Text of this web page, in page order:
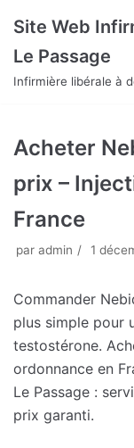
Aller
contenu
Site Web
Le Passage
Infirmière libérale à
Acheter
prix –
France
par admin 1
Commander
plus simple pour
testostérone.
ordonnance en
Le Passage :
prix garanti.